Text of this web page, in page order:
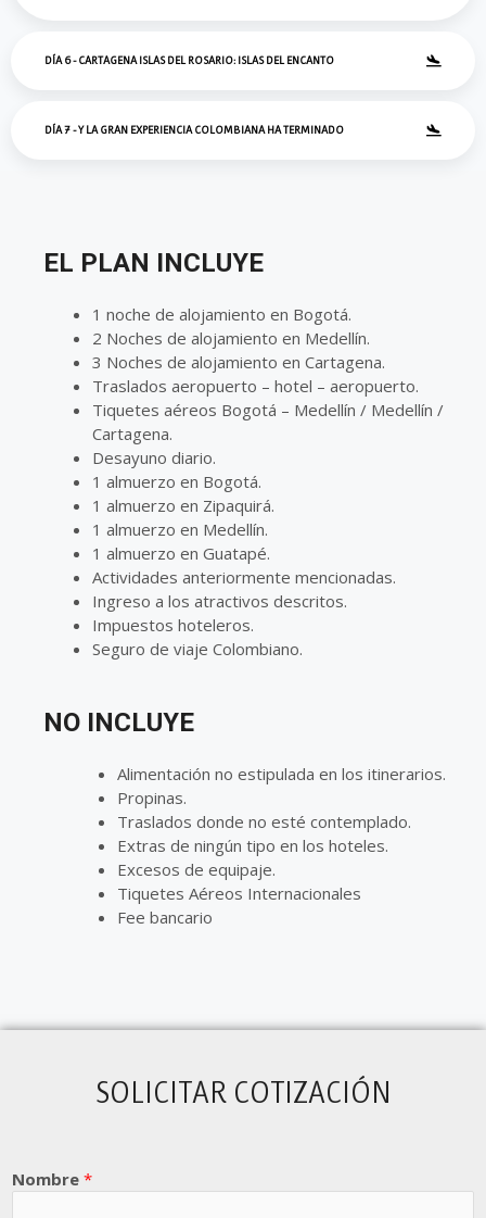
DÍA 6 - CARTAGENA ISLAS DEL ROSARIO: ISLAS DEL ENCANTO
DÍA 7 - Y LA GRAN EXPERIENCIA COLOMBIANA HA TERMINADO
EL PLAN INCLUYE
1 noche de alojamiento en Bogotá.
2 Noches de alojamiento en Medellín.
3 Noches de alojamiento en Cartagena.
Traslados aeropuerto – hotel – aeropuerto.
Tiquetes aéreos Bogotá – Medellín / Medellín /
Cartagena.
Desayuno diario.
1 almuerzo en Bogotá.
1 almuerzo en Zipaquirá.
1 almuerzo en Medellín.
1 almuerzo en Guatapé.
Actividades anteriormente mencionadas.
Ingreso a los atractivos descritos.
Impuestos hoteleros.
Seguro de viaje Colombiano.
NO INCLUYE
Alimentación no estipulada en los itinerarios.
Propinas.
Traslados donde no esté contemplado.
Extras de ningún tipo en los hoteles.
Excesos de equipaje.
Tiquetes Aéreos Internacionales
Fee bancario
SOLICITAR COTIZACIÓN
Nombre *